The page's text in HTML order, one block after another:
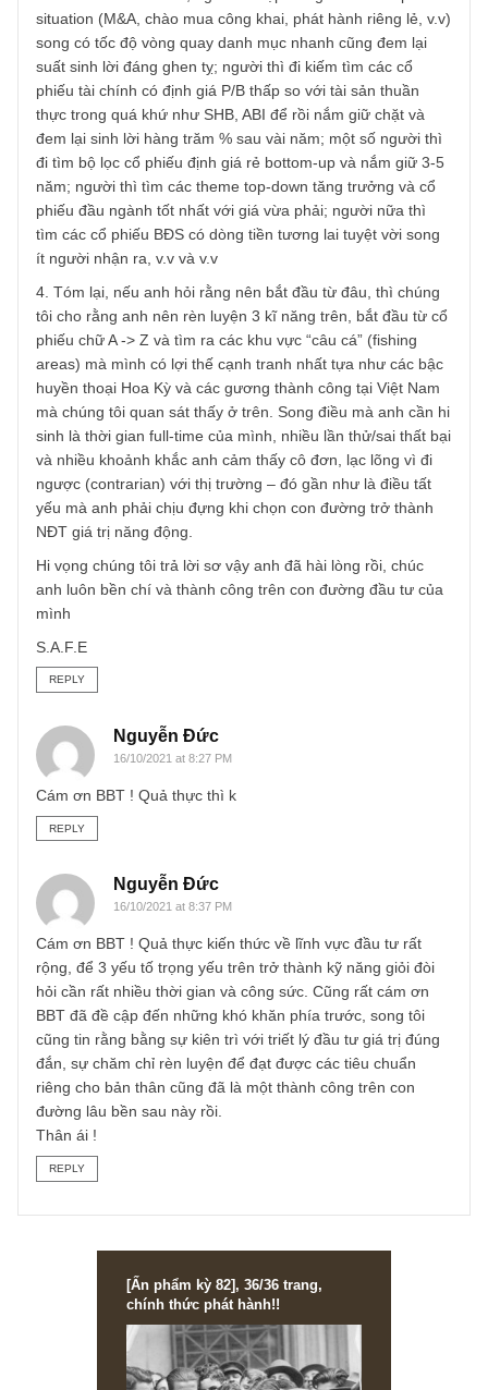
khoản thấp nhưng định giá P/E rẻ mạt, dividend yield
15%-20%/năm và chỉ chớp mắt vài năm, ông đã sinh lợi
200%-300% đáng kinh ngạc do thị trường đánh giá lại các
cty đó (!); người thì chuyên tập trung các cổ phiếu midcap
có ban quản trị rất tốt và tiềm năng tăng trưởng cao cũng
đem lại suất sinh lời trên dưới 30% CAGR; người thì
săn tìm các cổ phiếu VN30 – “bluechips” bị thị trường
giá sai trong ngắn hạn để mua vào; người thì tìm các
ty cả thị trường chê bai, bị đè xuống bi quan song đang
mang lại dấu hiệu “chuyển mình” về mặt kinh doanh và
quản trị – dạng như “turnarounds” cũng đem lại suất sinh
100%-200% mỗi case; người thì tập trung các case
situation (M&A, chào mua công khai, phát hành riêng lẻ,
song có tốc độ vòng quay danh mục nhanh cũng đem lại
suất sinh lời đáng ghen tỵ; người thì đi kiếm tìm các cổ
phiếu tài chính có định giá P/B thấp so với tài sản thuần
thực trong quá khứ như SHB, ABI để rồi nắm giữ chặt và
đem lại sinh lời hàng trăm % sau vài năm; một số người
đi tìm bộ lọc cổ phiếu định giá rẻ bottom-up và nắm giữ 3-
năm; người thì tìm các theme top-down tăng trưởng và cổ
phiếu đầu ngành tốt nhất với giá vừa phải; người nữa thì
tìm các cổ phiếu BĐS có dòng tiền tương lai tuyệt vời
ít người nhận ra, v.v và v.v
4. Tóm lại, nếu anh hỏi rằng nên bắt đầu từ đâu, thì
tôi cho rằng anh nên rèn luyện 3 kĩ năng trên, bắt đầu từ
areas) mà mình có lợi thế cạnh tranh nhất tựa như các
huyền thoại Hoa Kỳ và các gương thành công tại Việt
mà chúng tôi quan sát thấy ở trên. Song điều mà anh cần
sinh là thời gian full-time của mình, nhiều lần thử/sai thất
và nhiều khoảnh khắc anh cảm thấy cô đơn, lạc lõng vì đi
yếu mà anh phải chịu đựng khi chọn con đường trở thành
NĐT giá trị năng động.
Hi vọng chúng tôi trả lời sơ vậy anh đã hài lòng rồi, chúc
anh luôn bền chí và thành công trên con đường đầu tư
mình
S.A.F.E
REPLY
Nguyễn Đức
16/10/2021 at 8:37 PM
Cám ơn BBT ! Quả thực kiến thức về lĩnh vực đầu tư rất